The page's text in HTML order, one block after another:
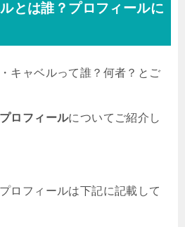
とは誰？プロフィールに
キャベルって誰？何者？とご
ロフィールについてご紹介し
ロフィールは下記に記載して